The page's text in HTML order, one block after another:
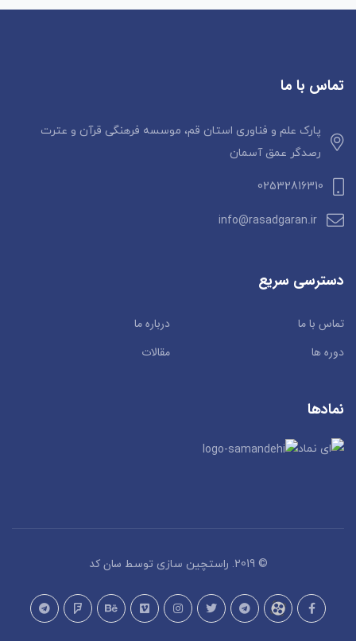
تماس با ما
پارک علم و فناوری استان قم، موسسه فرهنگی قرآن و عترت
رصدگر عمق آسمان
02532816310
info@rasadgaran.ir
دسترسی سریع
تماس با ما
درباره ما
دوره ها
مقالات
نمادها
© 2019. راستچین سازی توسط سان کد